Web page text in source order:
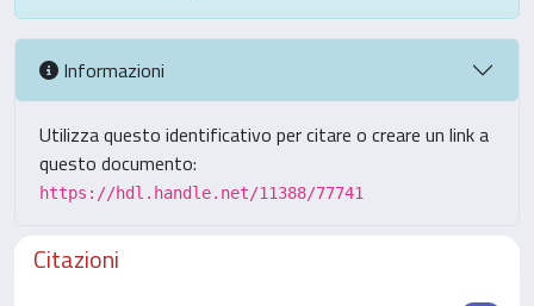
Informazioni
Utilizza questo identificativo per citare o creare un link a
questo documento:
https://hdl.handle.net/11388/77741
Citazioni